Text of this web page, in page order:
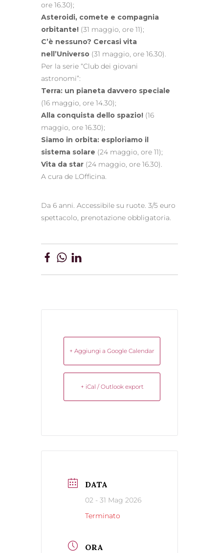
ore 16.30);
Asteroidi, comete e compagnia
orbitante! (31 maggio, ore 11);
C’è nessuno? Cercasi vita
nell’Universo (31 maggio, ore 16.30).
Per la serie “Club dei giovani
astronomi”:
Terra: un pianeta davvero speciale
(16 maggio, ore 14.30);
Alla conquista dello spazio! (16
maggio, ore 16.30);
Siamo in orbita: esploriamo il
sistema solare (24 maggio, ore 11);
Vita da star (24 maggio, ore 16.30).
A cura de LOfficina.
Da 6 anni. Accessibile su ruote. 3/5 euro
spettacolo, prenotazione obbligatoria.
+ Aggiungi a Google Calendar
+ iCal / Outlook export
DATA
02 - 31 Mag 2026
Terminato
ORA